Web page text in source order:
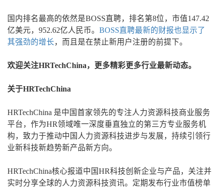
国内排名最高的依然是BOSS直聘，排名第8位，市值147.42
亿美元，952.62亿人民币。 BOSS直聘最新的财报也显示了
其强劲的增长，而且是在禁止新用户注册的前提下。
欢迎关注HRTechChina，更多精彩更多行业最新动态。
关于HRTechChina
HRTechChina 是中国首家领先的专注人力资源科技商业服务
平台，作为HR领域唯一深度垂直独立的第三方专业服务机
构，致力于推动中国人力资源科技进步与发展，持续引领行
业新科技新趋势新产品新方向。
HRTechChina核心报道中国HR科技创新企业与产品，关注并
实时分享全球的人力资源科技资讯。定期发布行业市值榜单